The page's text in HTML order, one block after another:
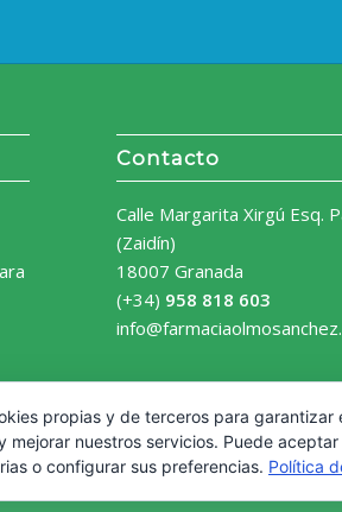
Contacto
Calle Margarita Xirgú Esq.
(Zaidín)
18007 Granada
(+34) 958 818 603
propias y de terceros para garantizar
mejorar nuestros servicios. Puede
o configurar sus preferencias. Política